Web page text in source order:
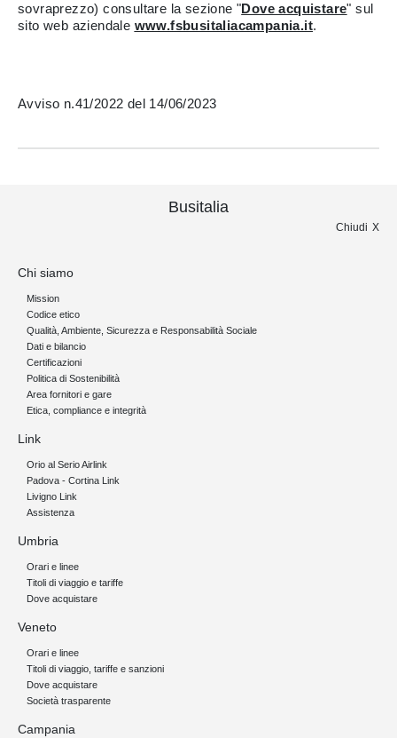
sovraprezzo) consultare la sezione "Dove acquistare" sul
sito web aziendale www.fsbusitaliacampania.it.
Avviso n.41/2022 del 14/06/2023
Busitalia
Chiudi
Chi siamo
Mission
Codice etico
Qualità, Ambiente, Sicurezza e Responsabilità Sociale
Dati e bilancio
Certificazioni
Politica di Sostenibilità
Area fornitori e gare
Etica, compliance e integrità
Link
Orio al Serio Airlink
Padova - Cortina Link
Livigno Link
Assistenza
Umbria
Orari e linee
Titoli di viaggio e tariffe
Dove acquistare
Veneto
Orari e linee
Titoli di viaggio, tariffe e sanzioni
Dove acquistare
Società trasparente
Campania